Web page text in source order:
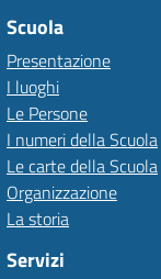
Scuola
Presentazione
I luoghi
Le Persone
I numeri della Scuola
Le carte della Scuola
Organizzazione
La storia
Servizi